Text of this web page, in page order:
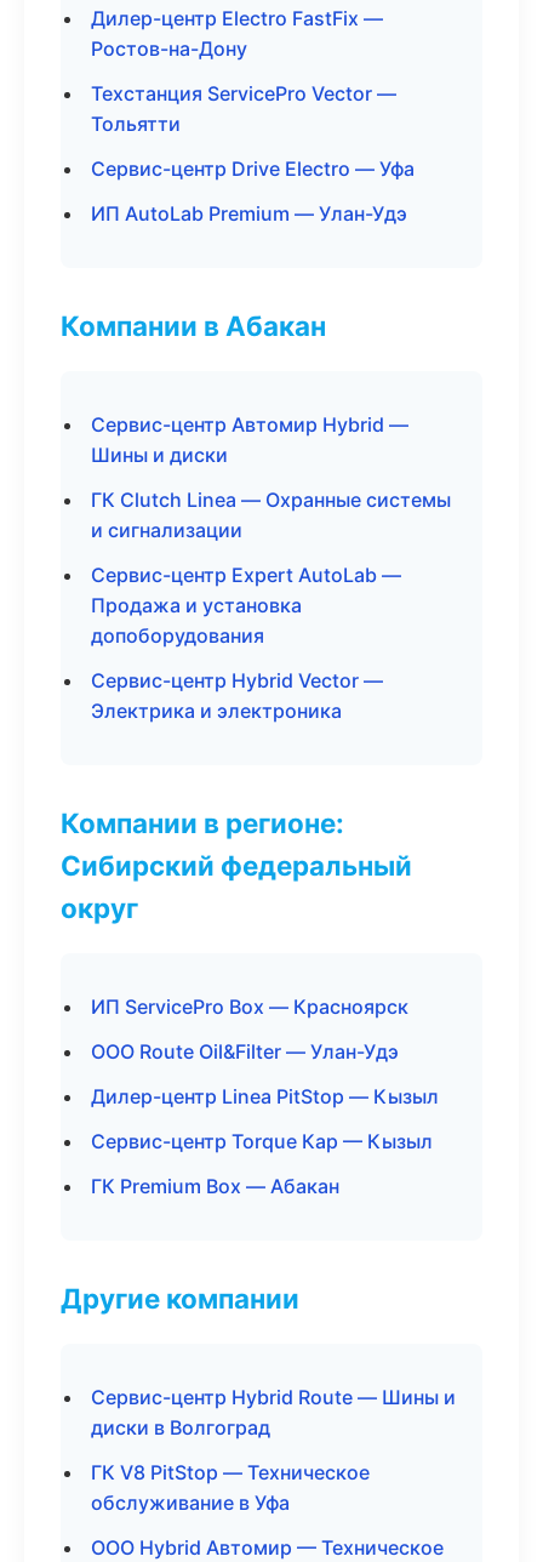
Дилер-центр Electro FastFix —
Ростов-на-Дону
Техстанция ServicePro Vector —
Тольятти
Сервис-центр Drive Electro — Уфа
ИП AutoLab Premium — Улан-Удэ
Компании в Абакан
Сервис-центр Автомир Hybrid —
Шины и диски
ГК Clutch Linea — Охранные системы
и сигнализации
Сервис-центр Expert AutoLab —
Продажа и установка
допоборудования
Сервис-центр Hybrid Vector —
Электрика и электроника
Компании в регионе:
Сибирский федеральный
округ
ИП ServicePro Box — Красноярск
ООО Route Oil&Filter — Улан-Удэ
Дилер-центр Linea PitStop — Кызыл
Сервис-центр Torque Кар — Кызыл
ГК Premium Box — Абакан
Другие компании
Сервис-центр Hybrid Route — Шины и
диски в Волгоград
ГК V8 PitStop — Техническое
обслуживание в Уфа
ООО Hybrid Автомир — Техническое